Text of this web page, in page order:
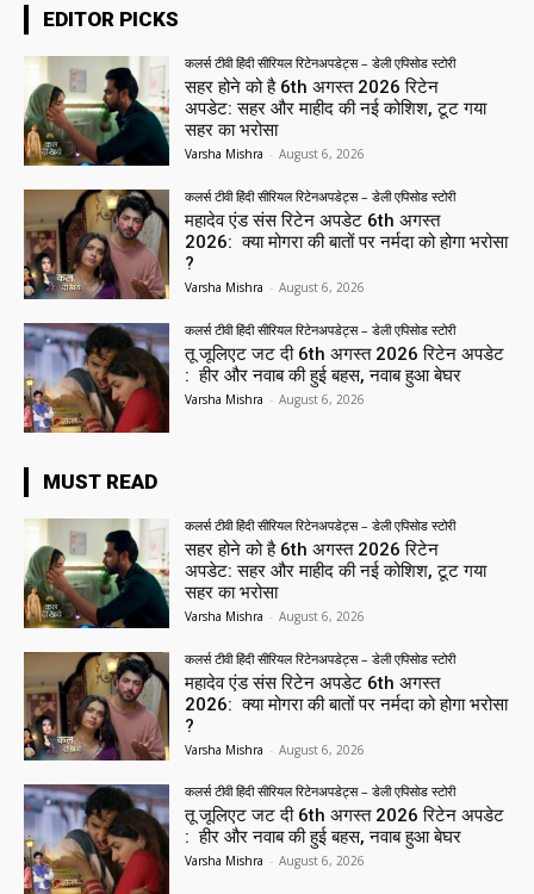
EDITOR PICKS
कलर्स टीवी हिंदी सीरियल रिटेनअपडेट्स – डेली एपिसोड स्टोरी
सहर होने को है 6th अगस्त 2026 रिटेन
अपडेट: सहर और माहीद की नई कोशिश, टूट गया
सहर का भरोसा
Varsha Mishra - August 6, 2026
कलर्स टीवी हिंदी सीरियल रिटेनअपडेट्स – डेली एपिसोड स्टोरी
महादेव एंड संस रिटेन अपडेट 6th अगस्त
2026: क्या मोगरा की बातों पर नर्मदा को होगा भरोसा
?
Varsha Mishra - August 6, 2026
कलर्स टीवी हिंदी सीरियल रिटेनअपडेट्स – डेली एपिसोड स्टोरी
तू जूलिएट जट दी 6th अगस्त 2026 रिटेन अपडेट
: हीर और नवाब की हुई बहस, नवाब हुआ बेघर
Varsha Mishra - August 6, 2026
MUST READ
कलर्स टीवी हिंदी सीरियल रिटेनअपडेट्स – डेली एपिसोड स्टोरी
सहर होने को है 6th अगस्त 2026 रिटेन
अपडेट: सहर और माहीद की नई कोशिश, टूट गया
सहर का भरोसा
Varsha Mishra - August 6, 2026
कलर्स टीवी हिंदी सीरियल रिटेनअपडेट्स – डेली एपिसोड स्टोरी
महादेव एंड संस रिटेन अपडेट 6th अगस्त
2026: क्या मोगरा की बातों पर नर्मदा को होगा भरोसा
?
Varsha Mishra - August 6, 2026
कलर्स टीवी हिंदी सीरियल रिटेनअपडेट्स – डेली एपिसोड स्टोरी
तू जूलिएट जट दी 6th अगस्त 2026 रिटेन अपडेट
: हीर और नवाब की हुई बहस, नवाब हुआ बेघर
Varsha Mishra - August 6, 2026